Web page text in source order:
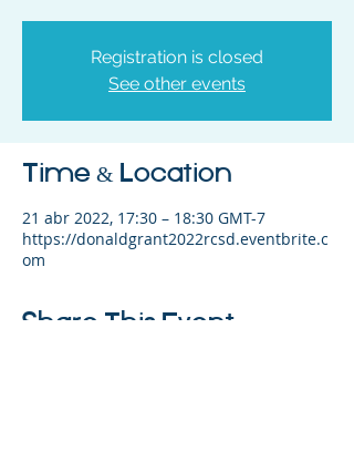
Registration is closed
See other events
Time & Location
21 abr 2022, 17:30 – 18:30 GMT-7
https://donaldgrant2022rcsd.eventbrite.c
om
Share This Event